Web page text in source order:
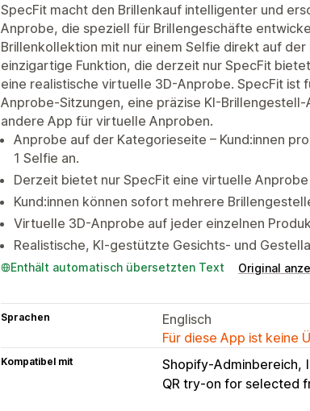
SpecFit macht den Brillenkauf intelligenter und
Anprobe, die speziell für Brillengeschäfte
Brillenkollektion mit nur einem Selfie direkt auf
einzigartige Funktion, die derzeit nur SpecFit
eine realistische virtuelle 3D-Anprobe. SpecFit
Anprobe-Sitzungen, eine präzise KI-
andere App für virtuelle Anproben.
Anprobe auf der Kategorieseite – Kund:innen
1 Selfie an.
Derzeit bietet nur SpecFit eine virtuelle
Kund:innen können sofort mehrere
Virtuelle 3D-Anprobe auf jeder einzelnen
Realistische, KI-gestützte Gesichts- und
Enthält automatisch übersetzten Text Original
Sprachen
Englisch
Für diese App ist keine
Kompatibel mit Shopify-Adminbereich
QR try-on for selected